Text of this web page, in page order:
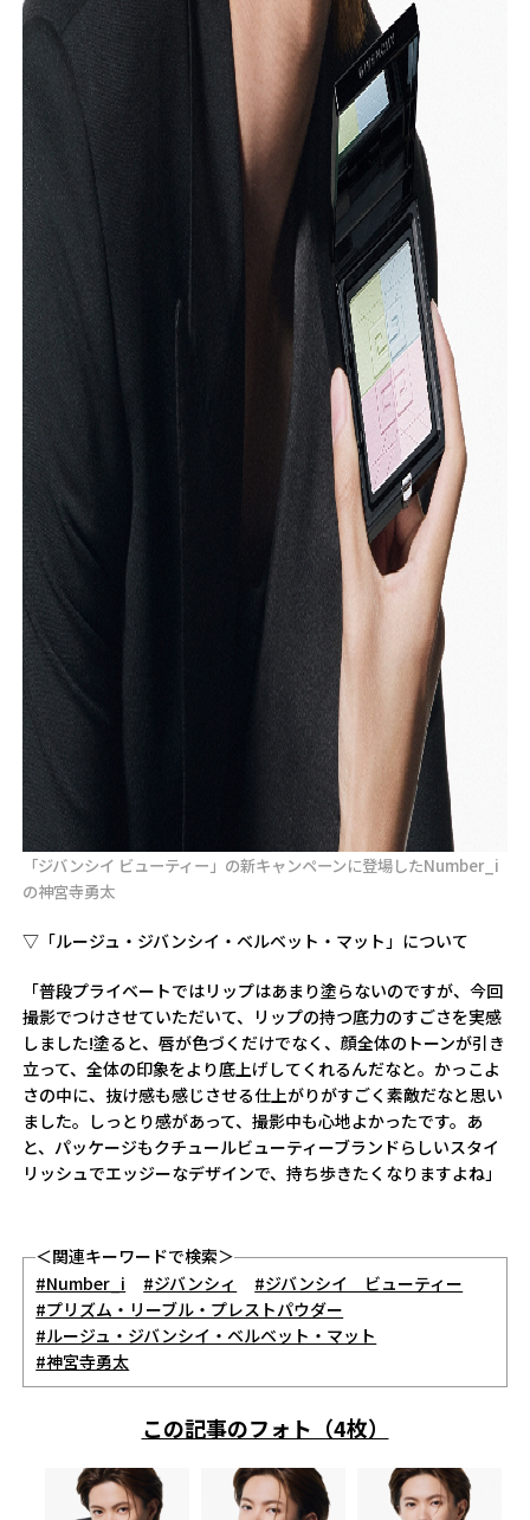
「ジバンシイ ビューティー」の新キャンペーンに登場したNumber_i
の神宮寺勇太
▽「ルージュ・ジバンシイ・ベルベット・マット」について
「普段プライベートではリップはあまり塗らないのですが、今回
撮影でつけさせていただいて、リップの持つ底力のすごさを実感
しました!塗ると、唇が色づくだけでなく、顔全体のトーンが引き
立って、全体の印象をより底上げしてくれるんだなと。かっこよ
さの中に、抜け感も感じさせる仕上がりがすごく素敵だなと思い
ました。しっとり感があって、撮影中も心地よかったです。あ
と、パッケージもクチュールビューティーブランドらしいスタイ
リッシュでエッジーなデザインで、持ち歩きたくなりますよね」
＜関連キーワードで検索＞
#Number_i
#ジバンシィ
#ジバンシイ ビューティー
#プリズム・リーブル・プレストパウダー
#ルージュ・ジバンシイ・ベルベット・マット
#神宮寺勇太
この記事のフォト（4枚）